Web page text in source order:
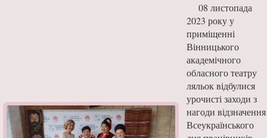
08 листопада
2023 року у
приміщенні
Вінницького
академічного
обласного театру
ляльок відбулися
урочисті заходи з
нагоди відзначення
Всеукраїнського